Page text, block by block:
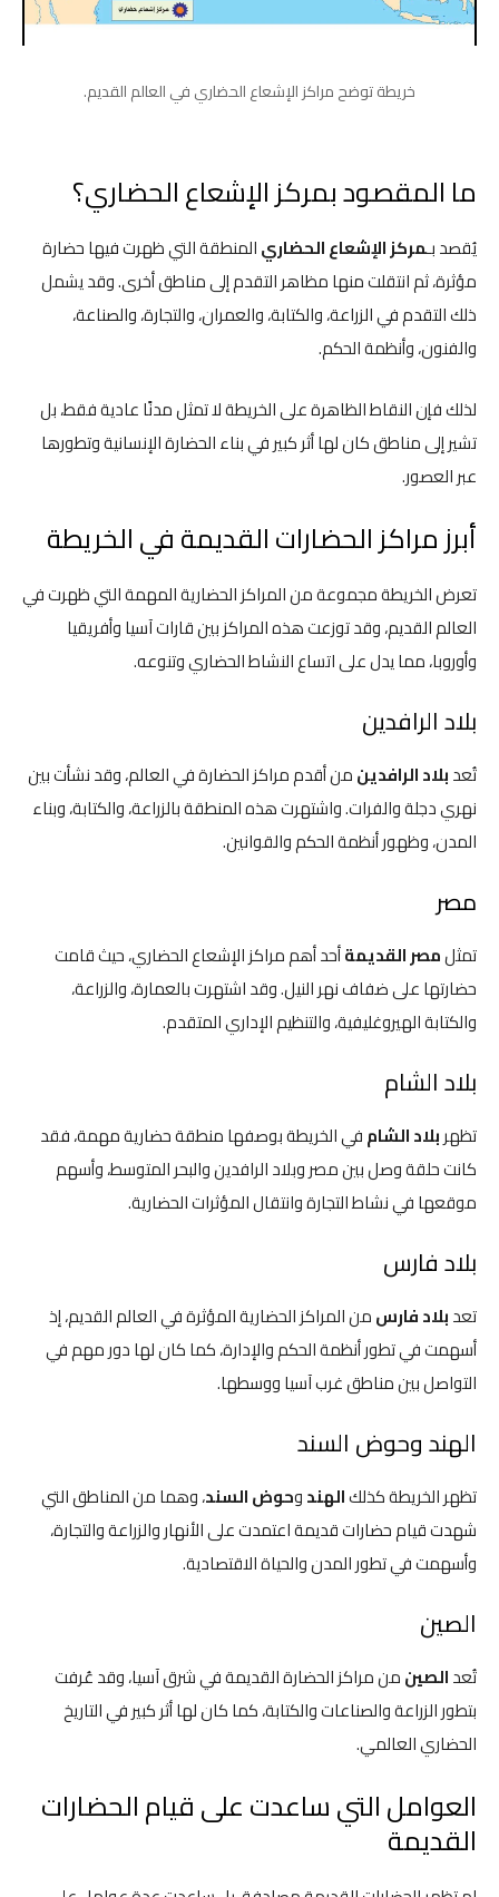
خريطة توضح مراكز الإشعاع الحضاري في العالم القديم.
ما المقصود بمركز الإشعاع الحضاري؟
يُقصد بـمركز الإشعاع الحضاريالمنطقة التي ظهرت فيها حضارة
مؤثرة، ثم انتقلت منها مظاهر التقدم إلى مناطق أخرى. وقد يشمل
ذلك التقدم في الزراعة، والكتابة، والعمران، والتجارة، والصناعة،
والفنون، وأنظمة الحكم.
لذلك فإن النقاط الظاهرة على الخريطة لا تمثل مدنًا عادية فقط، بل
تشير إلى مناطق كان لها أثر كبير في بناء الحضارة الإنسانية وتطورها
عبر العصور.
أبرز مراكز الحضارات القديمة في الخريطة
تعرض الخريطة مجموعة من المراكز الحضارية المهمة التي ظهرت في
العالم القديم، وقد توزعت هذه المراكز بين قارات آسيا وأفريقيا
وأوروبا، مما يدل على اتساع النشاط الحضاري وتنوعه.
بلاد الرافدين
تُعدبلاد الرافدينمن أقدم مراكز الحضارة في العالم، وقد نشأت بين
نهري دجلة والفرات. واشتهرت هذه المنطقة بالزراعة، والكتابة، وبناء
المدن، وظهور أنظمة الحكم والقوانين.
مصر
تمثلمصر القديمةأحد أهم مراكز الإشعاع الحضاري، حيث قامت
حضارتها على ضفاف نهر النيل. وقد اشتهرت بالعمارة، والزراعة،
والكتابة الهيروغليفية، والتنظيم الإداري المتقدم.
بلاد الشام
تظهربلاد الشامفي الخريطة بوصفها منطقة حضارية مهمة، فقد
كانت حلقة وصل بين مصر وبلاد الرافدين والبحر المتوسط، وأسهم
موقعها في نشاط التجارة وانتقال المؤثرات الحضارية.
بلاد فارس
تعدبلاد فارسمن المراكز الحضارية المؤثرة في العالم القديم، إذ
أسهمت في تطور أنظمة الحكم والإدارة، كما كان لها دور مهم في
التواصل بين مناطق غرب آسيا ووسطها.
الهند وحوض السند
تظهر الخريطة كذلكالهندوحوض السند، وهما من المناطق التي
شهدت قيام حضارات قديمة اعتمدت على الأنهار والزراعة والتجارة،
وأسهمت في تطور المدن والحياة الاقتصادية.
الصين
تُعدالصينمن مراكز الحضارة القديمة في شرق آسيا، وقد عُرفت
بتطور الزراعة والصناعات والكتابة، كما كان لها أثر كبير في التاريخ
الحضاري العالمي.
العوامل التي ساعدت على قيام الحضارات
القديمة